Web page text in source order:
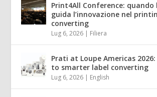
Print4All Conference: quando
guida l’innovazione nel
converting
Lug 6, 2026 | Filiera
Prati at Loupe Americas
to smarter label converting
Lug 6, 2026 | English